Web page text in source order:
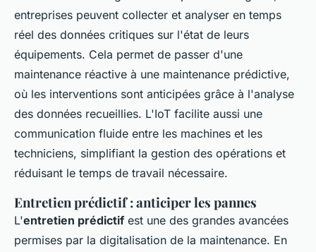
entreprises peuvent collecter et analyser en temps
réel des données critiques sur l'état de leurs
équipements. Cela permet de passer d'une
maintenance réactive à une maintenance prédictive,
où les interventions sont anticipées grâce à l'analyse
des données recueillies. L'IoT facilite aussi une
communication fluide entre les machines et les
techniciens, simplifiant la gestion des opérations et
réduisant le temps de travail nécessaire.
Entretien prédictif : anticiper les pannes
L'entretien prédictif est une des grandes avancées
permises par la digitalisation de la maintenance. En